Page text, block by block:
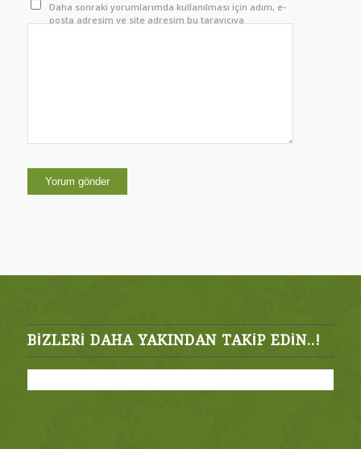
Daha sonraki yorumlarımda kullanılması için adım, e-
posta adresim ve site adresim bu tarayıcıya
BIZLERI DAHA YAKINDAN TAKIP EDIN..!